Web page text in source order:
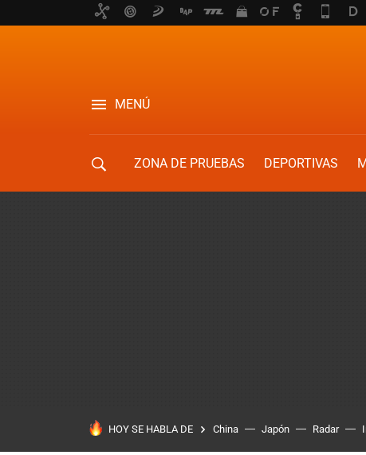
MENÚ
ZONA DE PRUEBAS DEPORTIVAS
HOY SE HABLA DE China Japón Radar